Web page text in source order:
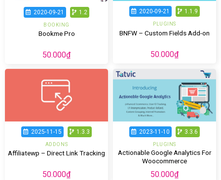
2020-09-21 1.2
BOOKING
Bookme Pro
50.000₫
2020-09-21 1.1.9
PLUGINS
BNFW – Custom Fields Add-on
50.000₫
2025-11-15 1.3.3
ADDONS
Affiliatewp – Direct Link Tracking
50.000₫
2023-11-10 3.3.6
PLUGINS
Actionable Google Analytics For
Woocommerce
50.000₫